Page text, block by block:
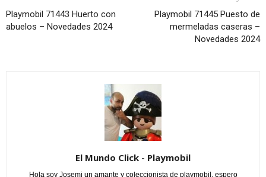
Playmobil 71443 Huerto con
abuelos – Novedades 2024
Playmobil 71445 Puesto de
mermeladas caseras –
Novedades 2024
El Mundo Click - Playmobil
Hola soy Josemi un amante y coleccionista de playmobil, espero